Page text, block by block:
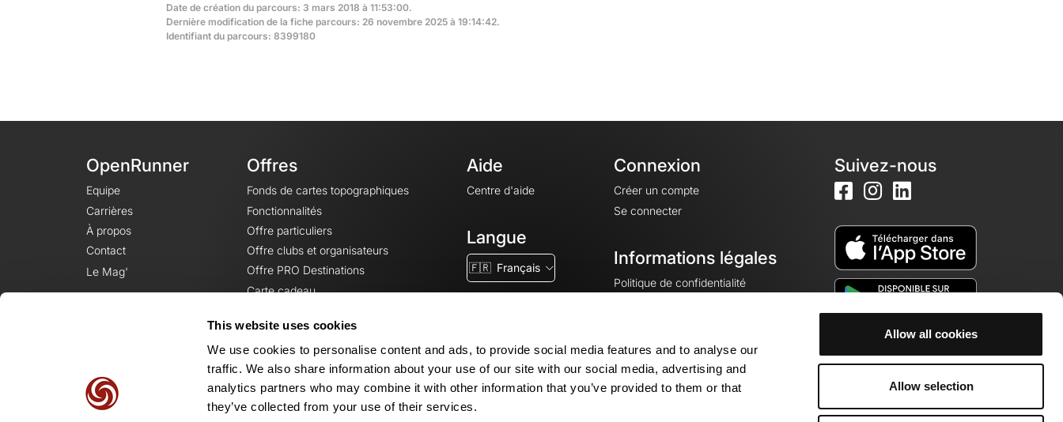
This website uses cookies
We use cookies to personalise content and ads, to provide social media features and to analyse our
traffic. We also share information about your use of our site with our social media, advertising and
analytics partners who may combine it with other information that you’ve provided to them or that
they’ve collected from your use of their services.
Allow all cookies
Allow selection
Date de création du parcours: 3 mars 2018 à 11:53:00.
Dernière modification de la fiche parcours: 26 novembre 2025 à 19:14:42.
Identifiant du parcours: 8399180
OpenRunner
Equipe
Carrières
À propos
Contact
Le Mag'
Offres
Fonds de cartes topographiques
Fonctionnalités
Offre particuliers
Offre clubs et organisateurs
Offre PRO Destinations
Carte cadeau
Aide
Centre d'aide
Langue
🇫🇷 Français
Connexion
Créer un compte
Se connecter
Informations légales
Politique de confidentialité
Mentions légales
Paramètres des cookies
Suivez-nous